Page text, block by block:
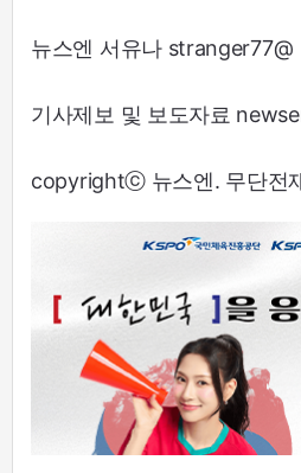
뉴스엔 서유나 stranger77@
기사제보 및 보도자료
copyrightⓒ 뉴스엔. 무단전